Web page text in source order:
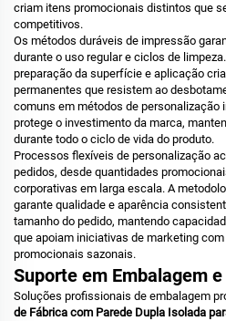
criam itens promocionais distintos que
competitivos.
Os métodos duráveis de impressão
durante o uso regular e ciclos de
preparação da superfície e aplicação
permanentes que resistem ao
comuns em métodos de personalização
protege o investimento da marca,
durante todo o ciclo de vida do produto.
Processos flexíveis de personalização
pedidos, desde quantidades
corporativas em larga escala. A
garante qualidade e aparência
tamanho do pedido, mantendo
que apoiam iniciativas de marketing
promocionais sazonais.
Suporte em Embalagem
Soluções profissionais de embalagem
de Fábrica com Parede Dupla Isolada